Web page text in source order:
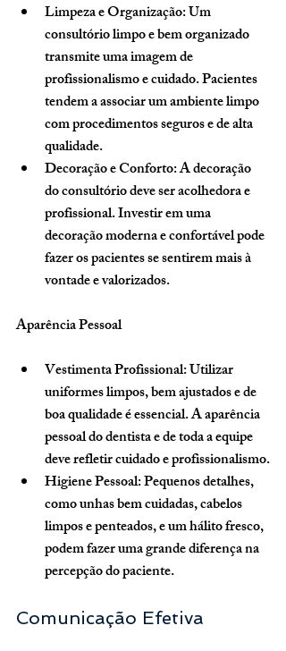
Limpeza e Organização: Um
consultório limpo e bem organizado
transmite uma imagem de
profissionalismo e cuidado. Pacientes
tendem a associar um ambiente limpo
com procedimentos seguros e de alta
qualidade.
Decoração e Conforto: A decoração
do consultório deve ser acolhedora e
profissional. Investir em uma
decoração moderna e confortável pode
fazer os pacientes se sentirem mais à
vontade e valorizados.
Aparência Pessoal
Vestimenta Profissional: Utilizar
uniformes limpos, bem ajustados e de
boa qualidade é essencial. A aparência
pessoal do dentista e de toda a equipe
deve refletir cuidado e profissionalismo.
Higiene Pessoal: Pequenos detalhes,
como unhas bem cuidadas, cabelos
limpos e penteados, e um hálito fresco,
podem fazer uma grande diferença na
percepção do paciente.
Comunicação Efetiva